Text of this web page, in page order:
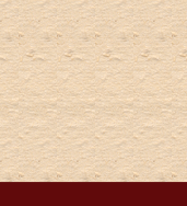
την αργοπορία αυτή.